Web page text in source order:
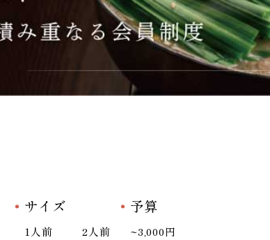
サイズ
1人前
2人前
予算
~3,000円